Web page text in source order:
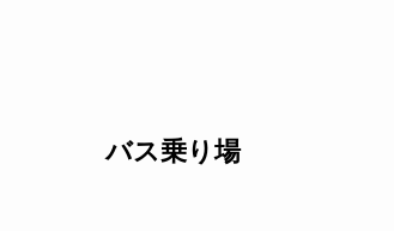
バス乗り場